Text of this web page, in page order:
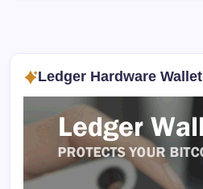
Ledger Hardware Wallet